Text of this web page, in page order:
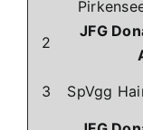
2
JFG
3 SpVgg